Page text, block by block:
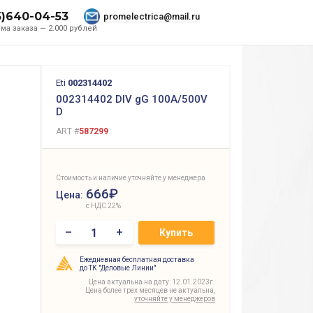
заказа — 2.000 рублей
04-53 promelectrica@mail.ru
Eti 002314402
002314402 DIV gG 100A/500V
D
ART #587299
Стоимость и наличие уточняйте у менеджера
Цена: 666₽
с НДС 22%
– + Купить
Ежедневная бесплатная доставка
до ТК "Деловые Линии"
Цена актуальна на дату: 12.01.2023г.
Цена более трех месяцев не актуальна,
уточняйте у менеджеров